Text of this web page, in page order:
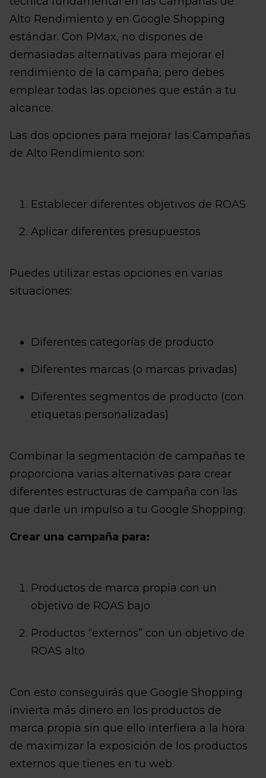
Alto Rendimiento y en Google Shopping
estándar. Con PMax, no dispones de
demasiadas alternativas para mejorar el
rendimiento de la campaña, pero debes
emplear todas las opciones que están a tu
alcance.
Las dos opciones para mejorar las Campañas
de Alto Rendimiento son:
Establecer diferentes objetivos de ROAS
Aplicar diferentes presupuestos
Puedes utilizar estas opciones en varias
situaciones:
Diferentes categorías de producto
Diferentes marcas (o marcas privadas)
Diferentes segmentos de producto (con
etiquetas personalizadas)
Combinar la segmentación de campañas te
proporciona varias alternativas para crear
diferentes estructuras de campaña con las
que darle un impulso a tu Google Shopping:
Crear una campaña para:
Productos de marca propia con un
objetivo de ROAS bajo
Productos “externos” con un objetivo de
ROAS alto
Con esto conseguirás que Google Shopping
invierta más dinero en los productos de
marca propia sin que ello interfiera a la hora
de maximizar la exposición de los productos
externos que tienes en tu web.